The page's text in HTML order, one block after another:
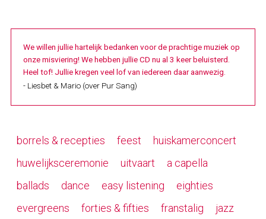
We willen jullie hartelijk bedanken voor de prachtige muziek op
onze misviering! We hebben jullie CD nu al 3 keer beluisterd.
Heel tof! Jullie kregen veel lof van iedereen daar aanwezig.
- Liesbet & Mario (over Pur Sang)
borrels & recepties feest
huiskamerconcert
huwelijksceremonie
uitvaart
a capella
ballads
dance easy listening
eighties
evergreens
forties & fifties franstalig
jazz